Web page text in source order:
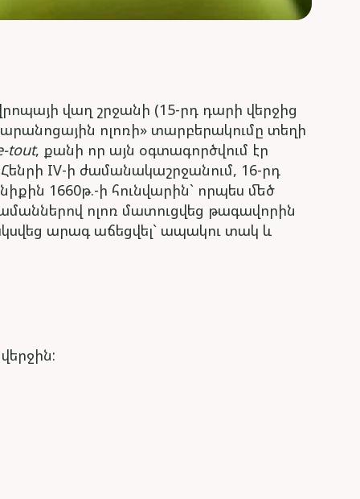
վաղ շրջանի (15-րդ դարի վերջից
ոլոռի» տարբերակումը տեղի
tout, քանի որ այն օգտագործվում էր
IV-ի ժամանակաշրջանում, 16-րդ
1660թ.-ի հունվարին` որպես մեծ
ոլոռ մատուցվեց թագավորին
արագ աճեցվել` ապակու տակ և